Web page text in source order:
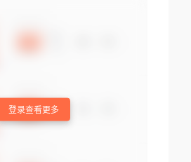
登录查看更多